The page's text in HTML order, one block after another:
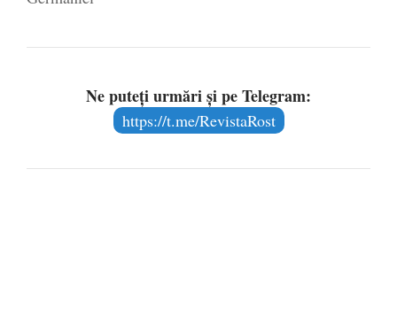
Ne puteți urmări și pe Telegram:
https://t.me/RevistaRost